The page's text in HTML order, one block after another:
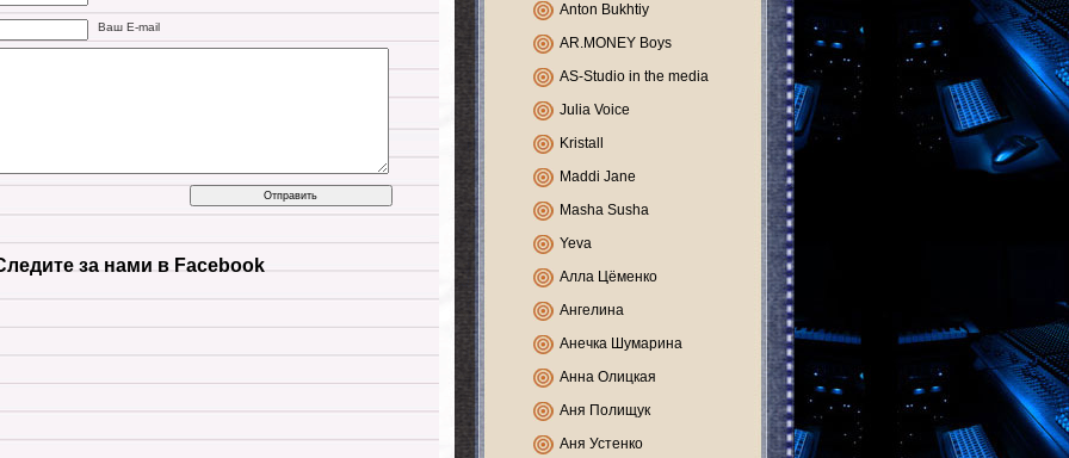
Ваш E-mail
за нами в Facebook
Anton Bukhtiy
AR.MONEY Boys
AS-Studio in the media
Julia Voice
Kristall
Maddi Jane
Masha Susha
Yeva
Алла Цёменко
Ангелина
Анечка Шумарина
Анна Олицкая
Аня Полищук
Аня Устенко